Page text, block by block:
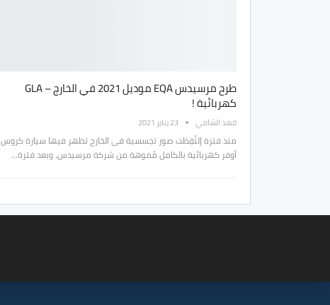
طرح مرسيدس EQA موديل 2021 في الخارج – GLA
كهربائية !
فهد الشامي 23 يناير 2021
منذ فترة إلتُقِطَت صور تجسسية فى الخارج تظهر فيها سيارة كروس
أوفر كهربائية بالكامل مُموهة من شركة مرسيدس، وبعد فترة…